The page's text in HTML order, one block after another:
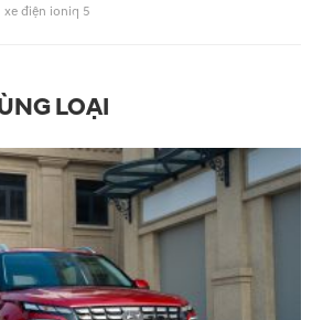
xe điện ioniq 5
LOẠI